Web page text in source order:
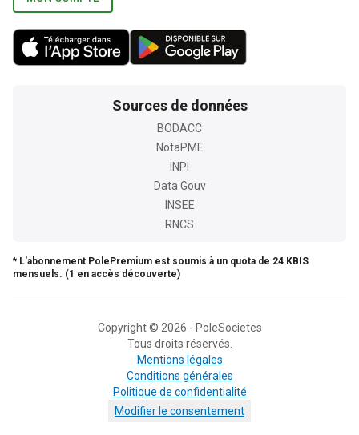
Sources de données
BODACC
NotaPME
INPI
Data Gouv
INSEE
RNCS
* L'abonnement PolePremium est soumis à un quota de 24 KBIS
mensuels. (1 en accès découverte)
Copyright © 2026 - PoleSocietes
Tous droits réservés.
Mentions légales
Conditions générales
Politique de confidentialité
Modifier le consentement